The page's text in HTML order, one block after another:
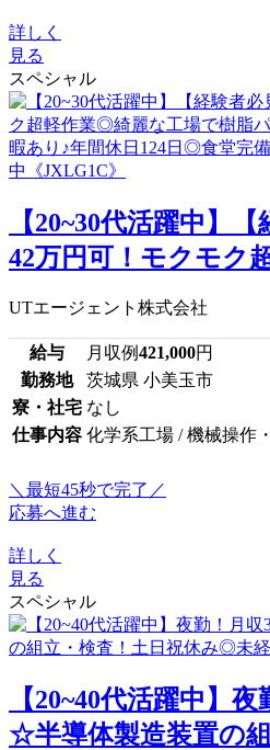
詳しく
見る
スペシャル
【20~30代活躍中】
42万円可！モクモク
UTエージェント株式会社
給与 月収例421,000円
勤務地
茨城県 小美玉市
寮・社宅 なし
仕事内容 化学系工場 / 機械操作
＼最短45秒で完了／
応募へ進む
詳しく
見る
スペシャル
【20~40代活躍中】
☆半導体製造装置の